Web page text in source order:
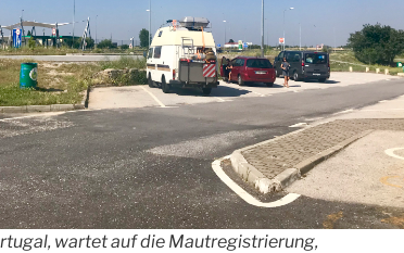
wartet auf die Mautregistrierung,